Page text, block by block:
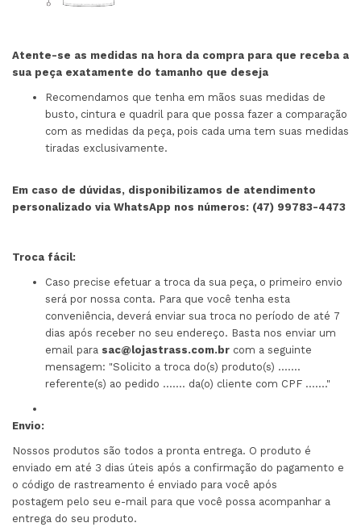
Atente-se as medidas na hora da compra para que receba a
sua peça exatamente do tamanho que deseja
Recomendamos que tenha em mãos suas medidas de
busto, cintura e quadril para que possa fazer a comparação
com as medidas da peça, pois cada uma tem suas medidas
tiradas exclusivamente.
Em caso de dúvidas, disponibilizamos de atendimento
personalizado via WhatsApp nos números: (47) 99783-4473
Troca fácil:
Caso precise efetuar a troca da sua peça, o primeiro envio
será por nossa conta. Para que você tenha esta
conveniência, deverá enviar sua troca no período de até 7
dias após receber no seu endereço. Basta nos enviar um
email para sac@lojastrass.com.br com a seguinte
mensagem: "Solicito a troca do(s) produto(s) .......
referente(s) ao pedido ....... da(o) cliente com CPF ......."
Envio:
Nossos produtos são todos a pronta entrega. O produto é
enviado em até 3 dias úteis após a confirmação do pagamento e
o código de rastreamento é enviado para você após
postagem pelo seu e-mail para que você possa acompanhar a
entrega do seu produto.